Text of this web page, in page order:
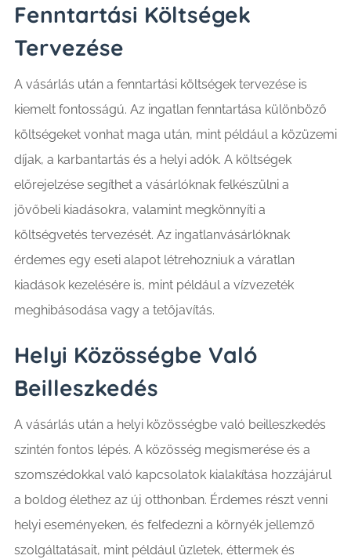
Fenntartási Költségek
Tervezése
A vásárlás után a fenntartási költségek tervezése is
kiemelt fontosságú. Az ingatlan fenntartása különböző
költségeket vonhat maga után, mint például a közüzemi
díjak, a karbantartás és a helyi adók. A költségek
előrejelzése segíthet a vásárlóknak felkészülni a
jövőbeli kiadásokra, valamint megkönnyíti a
költségvetés tervezését. Az ingatlanvásárlóknak
érdemes egy eseti alapot létrehozniuk a váratlan
kiadások kezelésére is, mint például a vízvezeték
meghibásodása vagy a tetőjavítás.
Helyi Közösségbe Való
Beilleszkedés
A vásárlás után a helyi közösségbe való beilleszkedés
szintén fontos lépés. A közösség megismerése és a
szomszédokkal való kapcsolatok kialakítása hozzájárul
a boldog élethez az új otthonban. Érdemes részt venni
helyi eseményeken, és felfedezni a környék jellemző
szolgáltatásait, mint például üzletek, éttermek és